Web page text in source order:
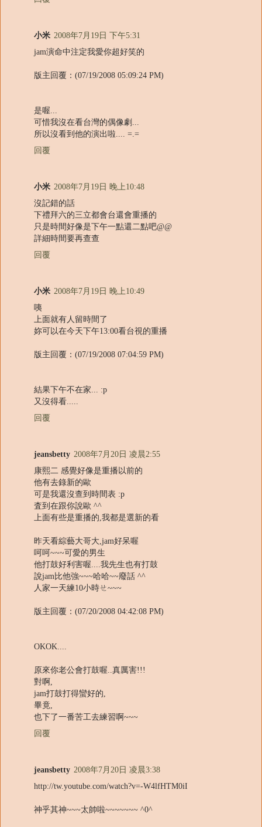
小米 2008年7月19日 下午5:31
jam演命中注定我愛你超好笑的
版主回覆：(07/19/2008 05:09:24 PM)
是喔...
可惜我沒在看台灣的偶像劇...
所以沒看到他的演出啦.... =.=
回覆
小米 2008年7月19日 晚上10:48
沒記錯的話
下禮拜六的三立都會台還會重播的
只是時間好像是下午一點還二點吧@@
詳細時間要再查查
回覆
小米 2008年7月19日 晚上10:49
咦
上面就有人留時間了
妳可以在今天下午13:00看台視的重播
版主回覆：(07/19/2008 07:04:59 PM)
結果下午不在家... :p
又沒得看.....
回覆
jeansbetty 2008年7月20日 凌晨2:55
康熙二 感覺好像是重播以前的
他有去錄新的歐
可是我還沒查到時間表 :p
査到在跟你說歐 ^^
上面有些是重播的,我都是選新的看
昨天看綜藝大哥大,jam好呆喔
呵呵~~~可愛的男生
他打鼓好利害喔....我先生也有打鼓
說jam比他強~~~哈哈~~廢話 ^^
人家一天練10小時ㄝ~~~
版主回覆：(07/20/2008 04:42:08 PM)
OKOK....
原來你老公會打鼓喔..真厲害!!!
對啊,
jam打鼓打得蠻好的,
畢竟,
也下了一番苦工去練習啊~~~
回覆
jeansbetty 2008年7月20日 凌晨3:38
http://tw.youtube.com/watch?v=-W4lfHTM0iI
神乎其神~~~太帥啦~~~~~~~ ^0^